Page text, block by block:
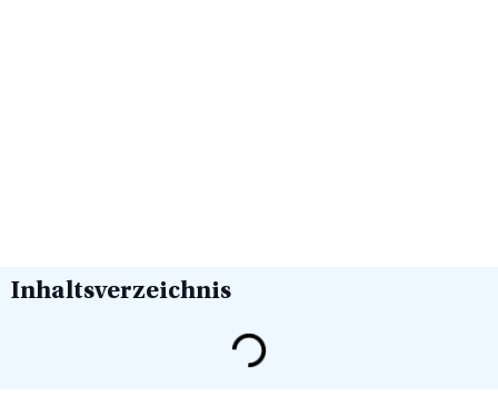
Inhaltsverzeichnis